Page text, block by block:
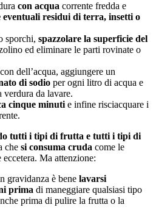
con acqua corrente fredda e
eventuali residui di terra, insetti o
sporchi, spazzolare la superficie del
ed eliminare le parti rovinate o
dell’acqua, aggiungere un
di sodio per ogni litro di acqua e
verdura da lavare.
cinque minuti e infine risciacquare i
tutti i tipi di frutta e tutti i tipi di
che si consuma cruda come le
Ma attenzione:
gravidanza è bene lavarsi
prima di maneggiare qualsiasi tipo
prima di pulire la frutta o la